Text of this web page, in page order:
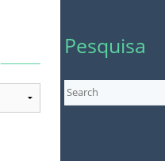
Pesquisa